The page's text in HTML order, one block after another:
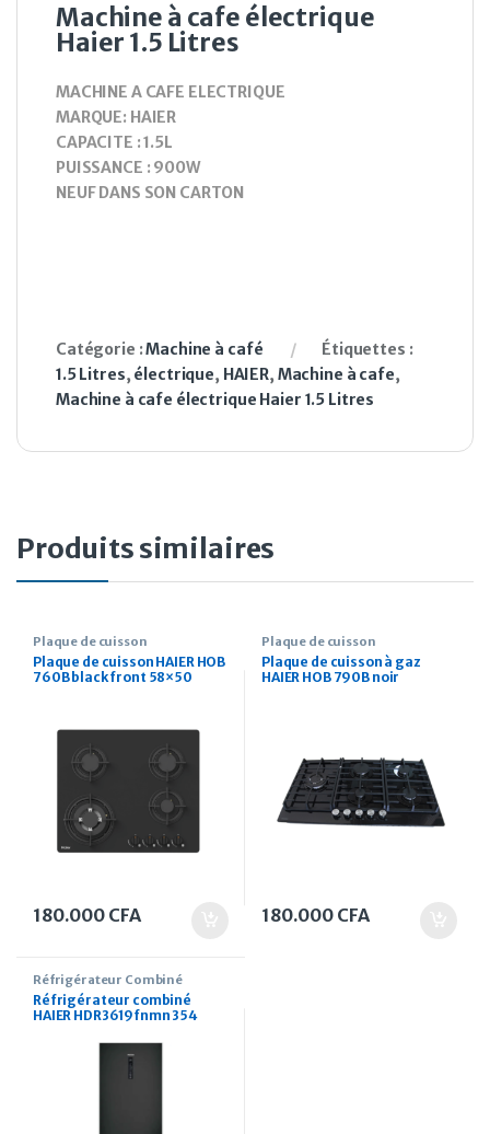
Machine à cafe électrique
Haier 1.5 Litres
MACHINE A CAFE ELECTRIQUE
MARQUE: HAIER
CAPACITE : 1.5L
PUISSANCE : 900W
NEUF DANS SON CARTON
Catégorie :Machine à café
Étiquettes :
1.5 Litres, électrique, HAIER, Machine à cafe,
Machine à cafe électrique Haier 1.5 Litres
Produits similaires
Plaque de cuisson
Plaque de cuisson HAIER HOB
760B black front 58×50
180.000 CFA
Plaque de cuisson
Plaque de cuisson à gaz
HAIER HOB 790B noir
180.000 CFA
Réfrigérateur Combiné
Réfrigérateur combiné
HAIER HDR3619fnmn 354